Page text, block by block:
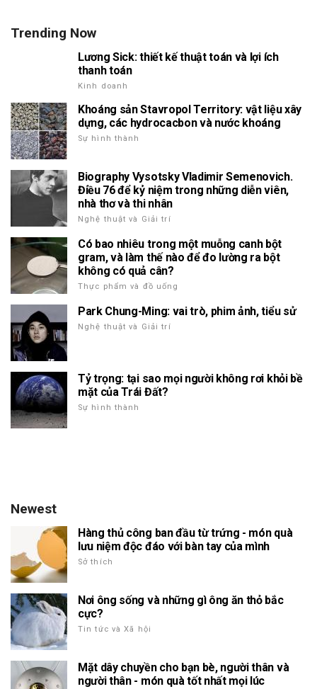
Trending Now
Lương Sick: thiết kế thuật toán và lợi ích
thanh toán
Kinh doanh
Khoáng sản Stavropol Territory: vật liệu xây
dựng, các hydrocacbon và nước khoáng
Sự hình thành
Biography Vysotsky Vladimir Semenovich.
Điều 76 để kỷ niệm trong những diễn viên,
nhà thơ và thi nhân
Nghệ thuật và Giải trí
Có bao nhiêu trong một muỗng canh bột
gram, và làm thế nào để đo lường ra bột
không có quả cân?
Thực phẩm và đồ uống
Park Chung-Ming: vai trò, phim ảnh, tiểu sử
Nghệ thuật và Giải trí
Tỷ trọng: tại sao mọi người không rơi khỏi bề
mặt của Trái Đất?
Sự hình thành
Newest
Hàng thủ công ban đầu từ trứng - món quà
lưu niệm độc đáo với bàn tay của mình
Sở thích
Nơi ông sống và những gì ông ăn thỏ bắc
cực?
Tin tức và Xã hội
Mặt dây chuyền cho bạn bè, người thân và
người thân - món quà tốt nhất mọi lúc